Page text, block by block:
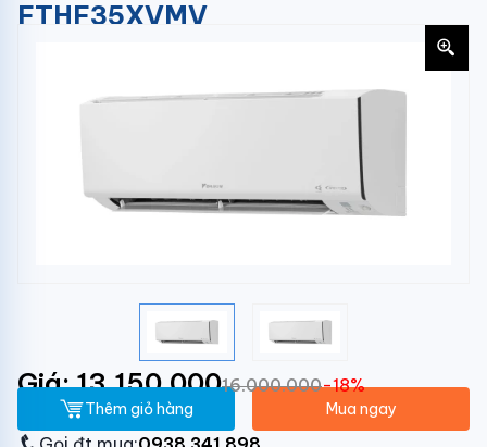
FTHF35XVMV
Giá: 13.150.00016.000.000-18%
Thêm giỏ hàng Mua ngay